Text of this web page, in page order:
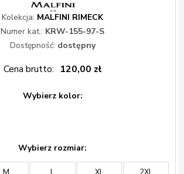
Kolekcja: MALFINI RIMECK
Numer kat.: KRW-155-97-S
Dostępność: dostępny
Cena brutto: 120,00 zł
Wybierz kolor:
Wybierz rozmiar: